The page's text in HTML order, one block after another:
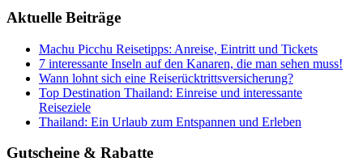
Aktuelle Beiträge
Machu Picchu Reisetipps: Anreise, Eintritt und Tickets
7 interessante Inseln auf den Kanaren, die man sehen muss!
Wann lohnt sich eine Reiserücktrittsversicherung?
Top Destination Thailand: Einreise und interessante
Reiseziele
Thailand: Ein Urlaub zum Entspannen und Erleben
Gutscheine & Rabatte